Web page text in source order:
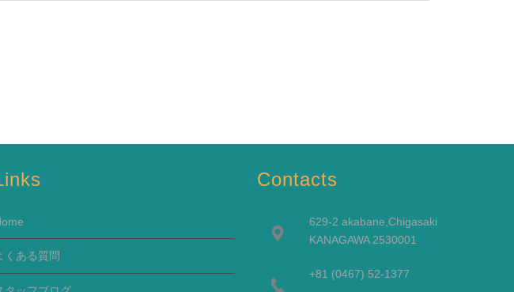
くある質問
Contacts
629-2 akabane,Chigasaki
KANAGAWA 2530001
+81 (0467) 52-1377